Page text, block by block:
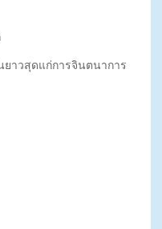
าวสุดแก่การจินตนาการ